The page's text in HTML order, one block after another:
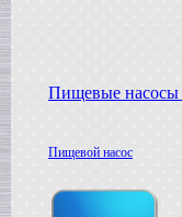
Жиротопка
в г. Елец
Вакуумная емкость
Сироповарочный котел
Пищевые насосы
Пищевой насос